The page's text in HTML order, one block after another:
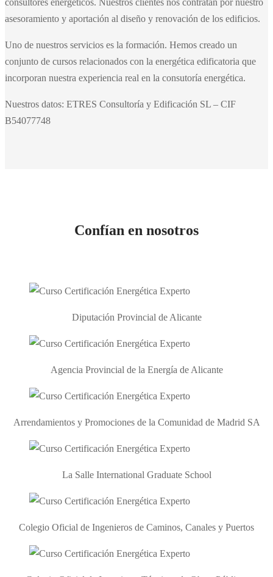
consultores energéticos. Nuestros clientes nos contratan por nuestro
asesoramiento y aportación al diseño y renovación de los edificios.
Uno de nuestros servicios es la formación. Hemos creado un
conjunto de cursos relacionados con la energética edificatoria que
incorporan nuestra experiencia real en la consutoría energética.
Nuestros datos: ETRES Consultoría y Edificación SL – CIF
B54077748
Confían en nosotros
Diputación Provincial de Alicante
Agencia Provincial de la Energía de Alicante
Arrendamientos y Promociones de la Comunidad de Madrid SA
La Salle International Graduate School
Colegio Oficial de Ingenieros de Caminos, Canales y Puertos